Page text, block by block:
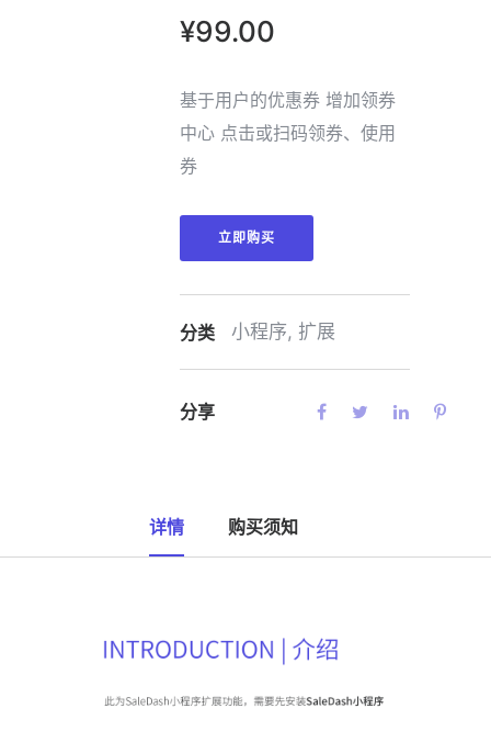
¥99.00
基于用户的优惠券 增加领券
中心 点击或扫码领券、使用
券
立即购买
分类 小程序, 扩展
分享
详情 购买须知